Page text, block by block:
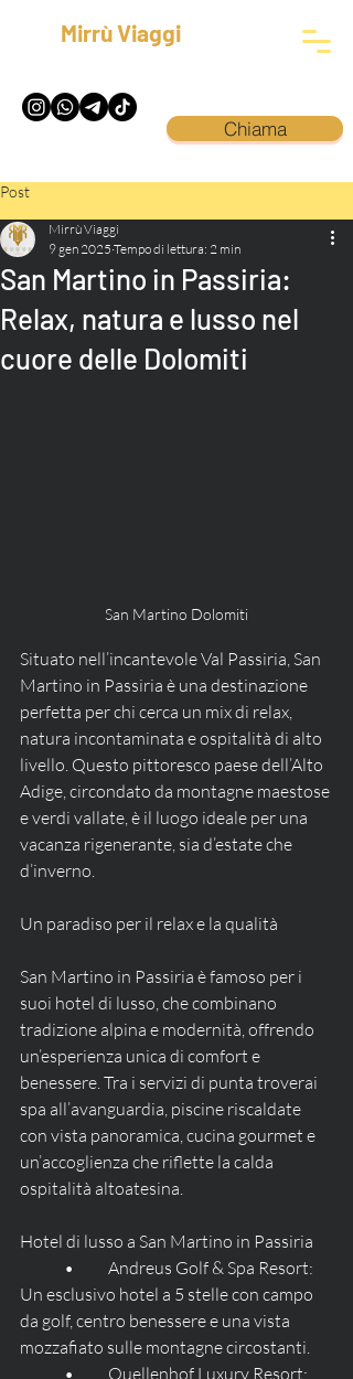
Mirrù Viaggi
Chiama
Post
San Martino in Passiria:
Relax, natura e lusso nel
cuore delle Dolomiti
Mirrù Viaggi
9 gen 2025 Tempo di lettura: 2 min
San Martino Dolomiti
Situato nell’incantevole Val Passiria, San
Martino in Passiria è una destinazione
perfetta per chi cerca un mix di relax,
natura incontaminata e ospitalità di alto
livello. Questo pittoresco paese dell’Alto
Adige, circondato da montagne maestose
e verdi vallate, è il luogo ideale per una
vacanza rigenerante, sia d’estate che
d’inverno.
Un paradiso per il relax e la qualità
San Martino in Passiria è famoso per i
suoi hotel di lusso, che combinano
tradizione alpina e modernità, offrendo
un’esperienza unica di comfort e
benessere. Tra i servizi di punta troverai
spa all’avanguardia, piscine riscaldate
con vista panoramica, cucina gourmet e
un’accoglienza che riflette la calda
ospitalità altoatesina.
Hotel di lusso a San Martino in Passiria
Un esclusivo hotel a 5 stelle con campo
da golf, centro benessere e una vista
mozzafiato sulle montagne circostanti.